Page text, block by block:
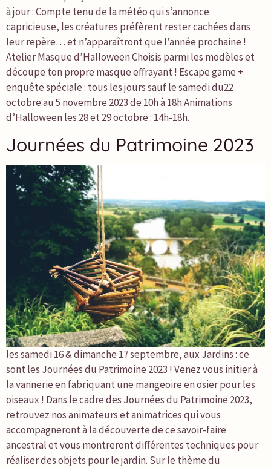
à jour : Compte tenu de la météo qui s’annonce
capricieuse, les créatures préfèrent rester cachées dans
leur repère… et n’apparaîtront que l’année prochaine !
Atelier Masque d’Halloween Choisis parmi les modèles et
découpe ton propre masque effrayant ! Escape game +
enquête spéciale : tous les jours sauf le samedi du22
octobre au 5 novembre 2023 de 10h à 18h.Animations
d’Halloween les 28 et 29 octobre : 14h-18h.
Journées du Patrimoine 2023
les samedi 16 & dimanche 17 septembre, aux Jardins : ce
sont les Journées du Patrimoine 2023 ! Venez vous initier à
la vannerie en fabriquant une mangeoire en osier pour les
oiseaux ! Dans le cadre des Journées du Patrimoine 2023,
retrouvez nos animateurs et animatrices qui vous
accompagneront à la découverte de ce savoir-faire
ancestral et vous montreront différentes techniques pour
réaliser des objets pour le jardin. Sur le thème du